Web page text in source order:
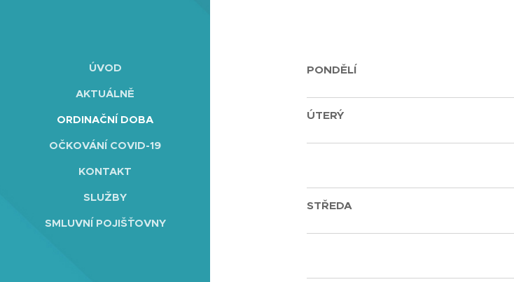
ÚVOD
AKTUÁLNĚ
ORDINAČNÍ DOBA
OČKOVÁNÍ COVID-19
KONTAKT
SLUŽBY
SMLUVNÍ POJIŠŤOVNY
PONDĚLÍ
ÚTERÝ
STŘEDA